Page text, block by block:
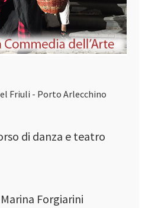
Friuli - Porto Arlecchino
di danza e teatro
Forgiarini